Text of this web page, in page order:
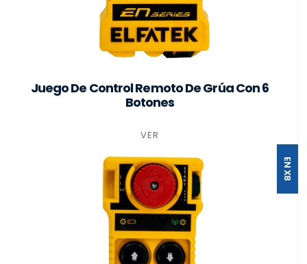
Juego De Control Remoto De Grúa Con 6
Botones
VER
EN X8